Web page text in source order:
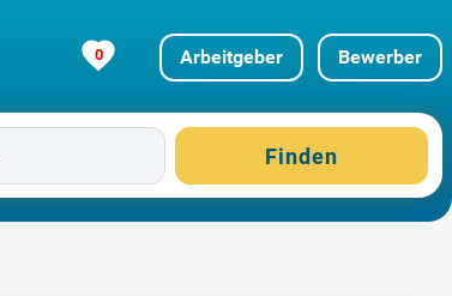
0 Arbeitgeber Bewerber
Finden